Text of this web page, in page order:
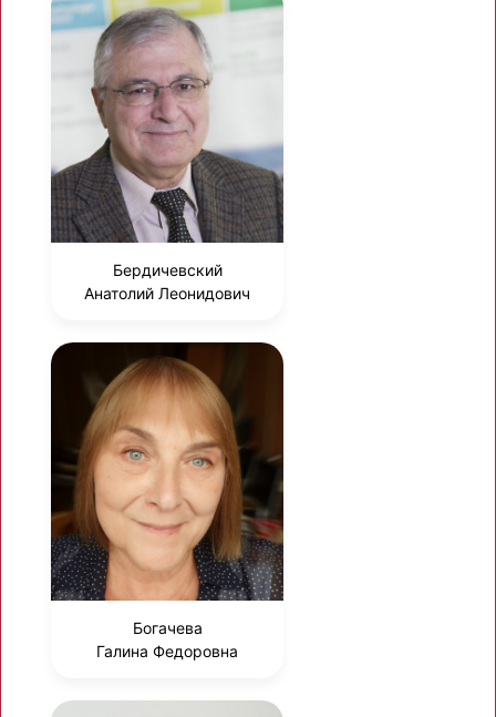
Бердичевский
Анатолий Леонидович
Богачева
Галина Федоровна